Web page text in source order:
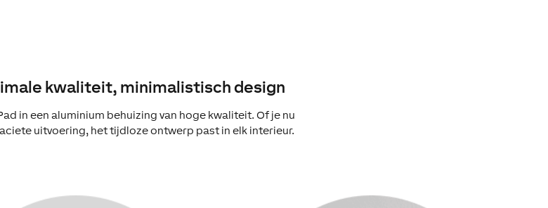
kwaliteit, minimalistisch design
in een aluminium behuizing van hoge kwaliteit. Of je nu
uitvoering, het tijdloze ontwerp past in elk interieur.